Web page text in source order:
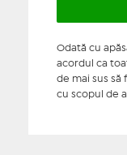
Odată cu
acordul ca
de mai sus să
cu scopul de